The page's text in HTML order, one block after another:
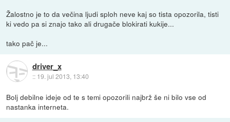
Žalostno je to da večina ljudi sploh neve kaj so tista opozorila, tisti
ki vedo pa si znajo tako ali drugače blokirati kukije...
tako pač je...
driver_x
:: 19. jul 2013, 13:40
Bolj debilne ideje od te s temi opozorili najbrž še ni bilo vse od
nastanka interneta.